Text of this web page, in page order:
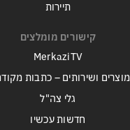
תיירות
קישורים מומלצים
MerkaziTV
מוצרים ושירותים – כתבות
גלי צה"ל
חדשות עכשיו